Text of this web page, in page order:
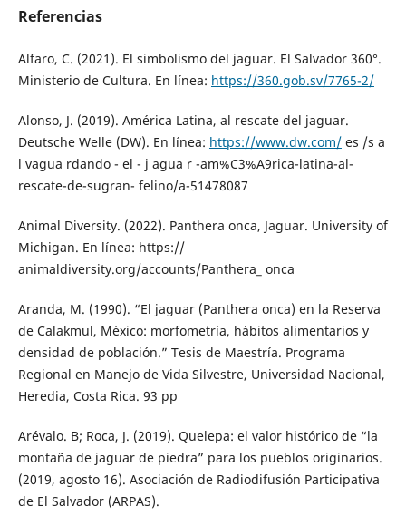
Referencias
Alfaro, C. (2021). El simbolismo del jaguar. El Salvador 360°.
Ministerio de Cultura. En línea: https://360.gob.sv/7765-2/
Alonso, J. (2019). América Latina, al rescate del jaguar.
Deutsche Welle (DW). En línea: https://www.dw.com/es /s a
l vagua rdando - el - j agua r -am%C3%A9rica-latina-al-
rescate-de-sugran- felino/a-51478087
Animal Diversity. (2022). Panthera onca, Jaguar. University of
Michigan. En línea: https://
animaldiversity.org/accounts/Panthera_ onca
Aranda, M. (1990). “El jaguar (Panthera onca) en la Reserva
de Calakmul, México: morfometría, hábitos alimentarios y
densidad de población.” Tesis de Maestría. Programa
Regional en Manejo de Vida Silvestre, Universidad Nacional,
Heredia, Costa Rica. 93 pp
Arévalo. B; Roca, J. (2019). Quelepa: el valor histórico de “la
montaña de jaguar de piedra” para los pueblos originarios.
(2019, agosto 16). Asociación de Radiodifusión Participativa
de El Salvador (ARPAS).